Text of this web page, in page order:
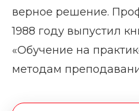
верное решение.
1988 году выпустил
«Обучение на
методам